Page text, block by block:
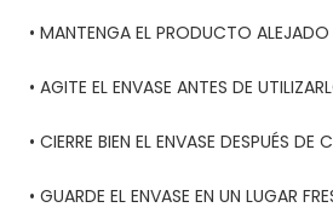
• MANTENGA EL PRODUCTO
• AGITE EL ENVASE ANTES DE
• CIERRE BIEN EL ENVASE DESPUÉS DE
• GUARDE EL ENVASE EN UN LUGAR